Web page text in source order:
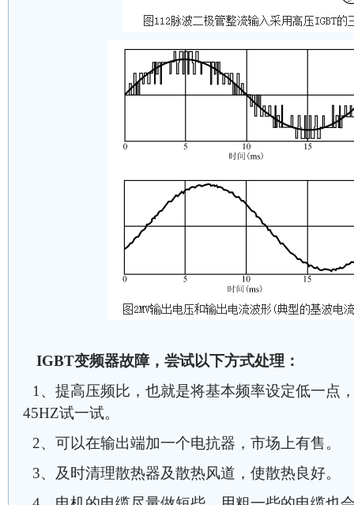
IGBT变频器故障，尝试以下方式处理：
1、提高压频比，也就是将基本频率设定低一点
45HZ试一试。
2、可以在输出端加一个电抗器，市场上有售。
3、及时清理散热器及散热风道，使散热良好。